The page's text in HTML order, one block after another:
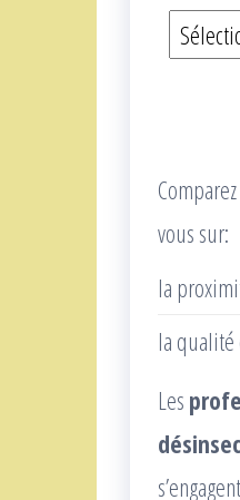
vous sur:
la
la qualité
Les